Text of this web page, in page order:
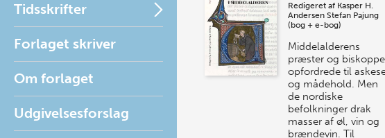
Tidsskrifter
Forlaget skriver
Om forlaget
Udgivelsesforslag
Redigeret af Kasper H.
Andersen Stefan Pajung
(bog + e-bog)
Middelalderens
præster og
opfordrede til
og mådehold. Men
de nordiske
befolkninger drak
masser af øl, vin og
brændevin. Til